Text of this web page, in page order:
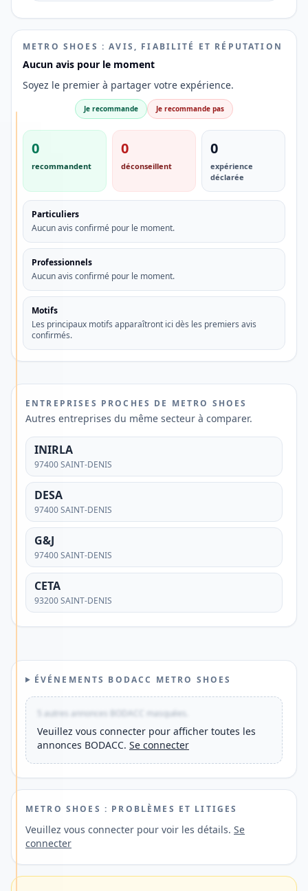
METRO SHOES : AVIS, FIABILITÉ ET RÉPUTATION
Aucun avis pour le moment
Soyez le premier à partager votre expérience.
Je recommande Je recommande pas
0
recommandent
0
déconseillent
0
expérience
déclarée
Particuliers
Aucun avis confirmé pour le moment.
Professionnels
Aucun avis confirmé pour le moment.
Motifs
Les principaux motifs apparaîtront ici dès les premiers avis
confirmés.
ENTREPRISES PROCHES DE METRO SHOES
Autres entreprises du même secteur à comparer.
INIRLA
97400 SAINT-DENIS
DESA
97400 SAINT-DENIS
G&J
97400 SAINT-DENIS
CETA
93200 SAINT-DENIS
ÉVÉNEMENTS BODACC METRO SHOES
5 autres annonces BODACC masquées.
Veuillez vous connecter pour afficher toutes les
annonces BODACC. Se connecter
METRO SHOES : PROBLÈMES ET LITIGES
Veuillez vous connecter pour voir les détails. Se
connecter
SÉLECTION
AVIS
DES
PROS
💳
Découvrez
une
alternative
aux
banques
traditionnelles
recherchez
un
compte
bancaire
simple,
moderne
et
adapté
à
votre
quotidien
?
Découvrez
une
une
mobile,
des
paiements
France
et
à
l'étranger
ainsi